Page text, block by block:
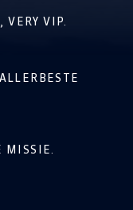
VERY VIP.
MISSIE.